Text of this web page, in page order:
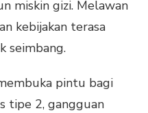
miskin gizi. Melawan
kebijakan terasa
seimbang.
pintu bagi
tipe 2, gangguan